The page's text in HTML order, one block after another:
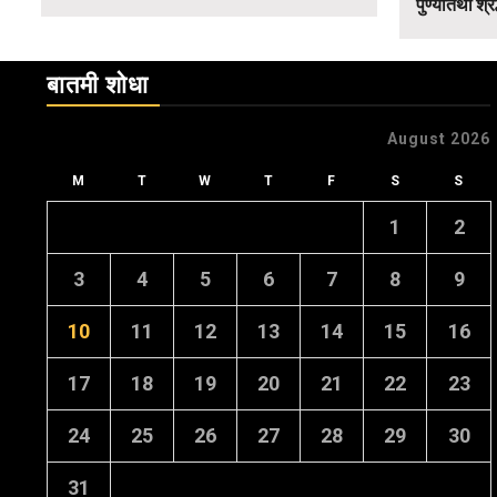
पुण्यतिथी
बातमी शोधा
August 2026
M T W T F S S
1 2
3 4 5 6 7 8 9
10 11 12 13 14 15 16
17 18 19 20 21 22 23
24 25 26 27 28 29 30
31